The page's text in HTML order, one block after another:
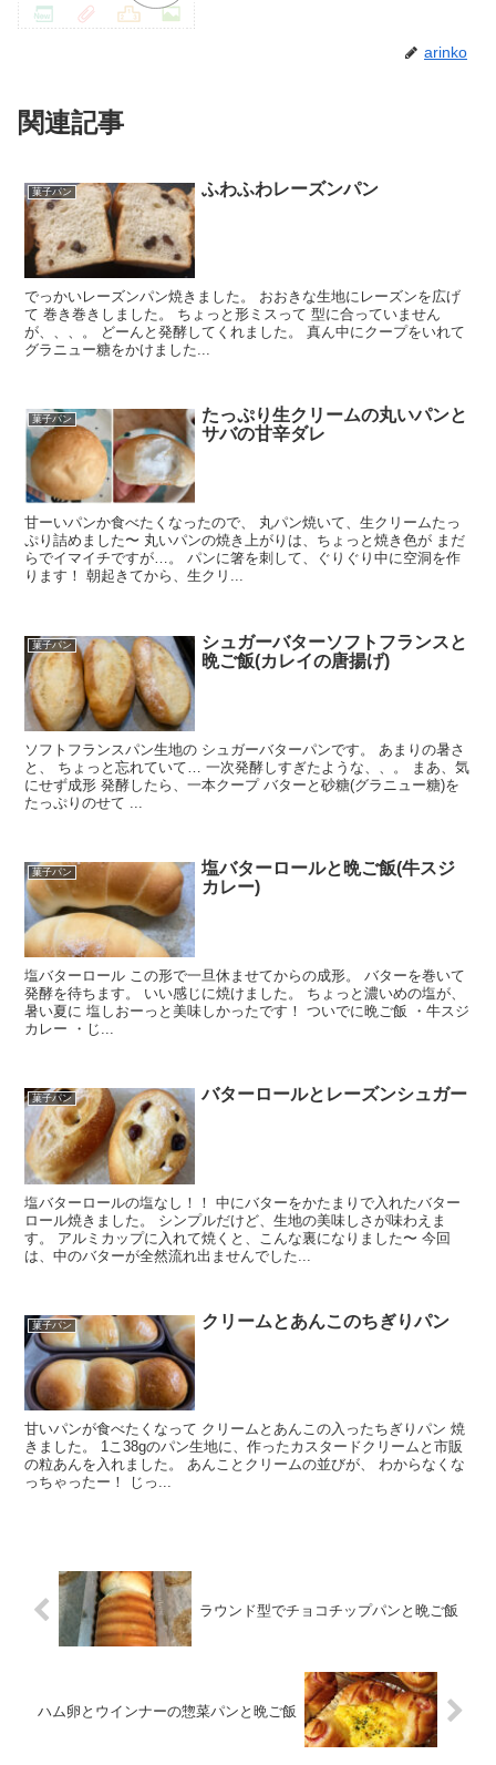
arinko
関連記事
菓子パン ふわふわレーズンパン
でっかいレーズンパン焼きました。 おおきな生地にレーズンを広げ
て 巻き巻きしました。 ちょっと形ミスって 型に合っていません
が、、、。 どーんと発酵してくれました。 真ん中にクープをいれて
グラニュー糖をかけました...
菓子パン
たっぷり生クリームの丸いパンと
サバの甘辛ダレ
甘ーいパンか食べたくなったので、 丸パン焼いて、生クリームたっ
ぷり詰めました〜 丸いパンの焼き上がりは、ちょっと焼き色が まだ
らでイマイチですが…。 パンに箸を刺して、ぐりぐり中に空洞を作
ります！ 朝起きてから、生クリ...
菓子パン
シュガーバターソフトフランスと
晩ご飯(カレイの唐揚げ)
ソフトフランスパン生地の シュガーバターパンです。 あまりの暑さ
と、 ちょっと忘れていて… 一次発酵しすぎたような、、。 まあ、気
にせず成形 発酵したら、一本クープ バターと砂糖(グラニュー糖)を
たっぷりのせて ...
菓子パン
塩バターロールと晩ご飯(牛スジ
カレー)
塩バターロール この形で一旦休ませてからの成形。 バターを巻いて
発酵を待ちます。 いい感じに焼けました。 ちょっと濃いめの塩が、
暑い夏に 塩しおーっと美味しかったです！ ついでに晩ご飯 ・牛スジ
カレー ・じ...
菓子パン バターロールとレーズンシュガー
塩バターロールの塩なし！！ 中にバターをかたまりで入れたバター
ロール焼きました。 シンプルだけど、生地の美味しさが味わえま
す。 アルミカップに入れて焼くと、こんな裏になりました〜 今回
は、中のバターが全然流れ出ませんでした...
菓子パン クリームとあんこのちぎりパン
甘いパンが食べたくなって クリームとあんこの入ったちぎりパン 焼
きました。 1こ38gのパン生地に、作ったカスタードクリームと市販
の粒あんを入れました。 あんことクリームの並びが、 わからなくな
っちゃったー！ じっ...
ラウンド型でチョコチップパンと晩ご飯
ハム卵とウインナーの惣菜パンと晩ご飯